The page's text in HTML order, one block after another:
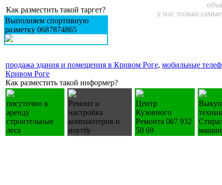
Как разместить такой таргет?
Выполняем спортивную
разметку 0687874865
у нас только
продажа здания и помещения в Кривом Роге, мобильные
Кривом Роге
Как разместить такой информер?
посуточно в
аренду
строительные
леса
Ремонт и
настройка
компьютеров и
ноутбу
Центр
Кузовного
Ремонта 067 932
50 69